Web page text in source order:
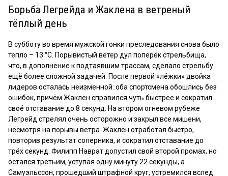
Video
Борьба Легрейда и Жаклена в ветреный
тёплый день
В субботу во время мужской гонки преследования снова было
тепло – 13 °C. Порывистый ветер дул поперёк стрельбища,
что, в дополнение к подтаявшим трассам, сделало стрельбу
ещё более сложной задачей. После первой «лёжки» двойка
лидеров осталась неизменной: оба спортсмена обошлись без
ошибок, причём Жаклен справился чуть быстрее и сократил
своё отставание до 8 секунд. На втором огневом рубеже
Легрейд стрелял очень осторожно и закрыл все мишени,
несмотря на порывы ветра. Жаклен отработал быстро,
повторив результат соперника, и сократил отставание до
трёх секунд. Филипп Наврат допустил свой второй промах, но
остался третьим, уступая одну минуту 22 секунды, а
Самуэльссон, прошедший штрафной круг, устремился вслед